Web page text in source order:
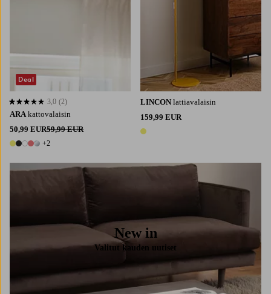
ARA kattovalaisin
50,99 EUR59,99 EUR
7 värejä
+2
3,0 perustuen 2 arvosanaan
3,0 (2)
Deal
LINCON lattiavalaisin
159,99 EUR
1 väri
New in
Valitut kauden uutiset